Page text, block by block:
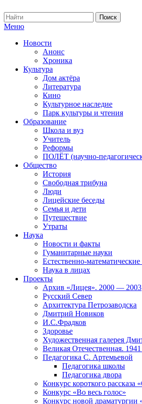
Меню
Новости
Анонс
Хроника
Культура
Дом актёра
Литература
Кино
Культурное наследие
Парк культуры и чтения
Образование
Школа и вуз
Учитель
Реформы
ПОЛЁТ (научно-
Общество
История
Свободная трибуна
Люди
Лицейские беседы
Семья и дети
Путешествие
Утраты
Наука
Новости и факты
Гуманитарные науки
Естественно-математические
Наука в лицах
Проекты
Архив «Лицея». 2000 — 2003
Русский Север
Архитектура Петрозаводска
Дмитрий Новиков
И.С.Фрадков
Здоровье
Художественная галерея
Великая Отечественная.
Педагогика С. Артемьевой
Педагогика школы
Педагогика двора
Конкурс короткого рассказа
Конкурс «Во весь голос»
Конкурс новой драматургии